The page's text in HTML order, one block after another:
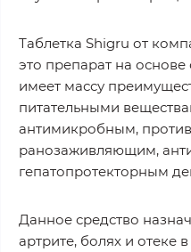
Таблетка Shigru от
это препарат на
имеет массу
питательными
антимикробным,
ранозаживляющим,
гепатопротекторным
Данное средство
артрите, болях и отеке